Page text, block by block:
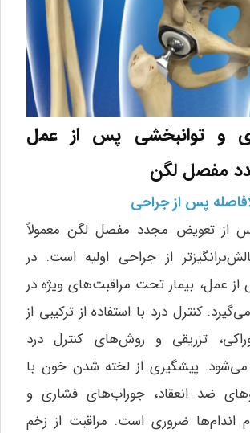
و توانبخشی پس از عمل
مفصل لگن
پس از جراحی
از تعویض مجدد مفصل لگن معمولاً
از جراحی اولیه است. در
عمل، بیمار تحت مراقبت‌های ویژه در
کنترل درد با استفاده از ترکیبی از
تزریقی و روش‌های کنترل درد
می‌شود. پیشگیری از لخته شدن خون با
ضد انعقاد، جوراب‌های فشاری و
اندام‌ها ضروری است. مراقبت از زخم